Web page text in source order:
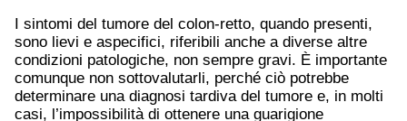
I sintomi del tumore del colon-retto, quando presenti,
sono lievi e aspecifici, riferibili anche a diverse altre
condizioni patologiche, non sempre gravi. È importante
comunque non sottovalutarli, perché ciò potrebbe
determinare una diagnosi tardiva del tumore e, in molti
casi, l’impossibilità di ottenere una guarigione